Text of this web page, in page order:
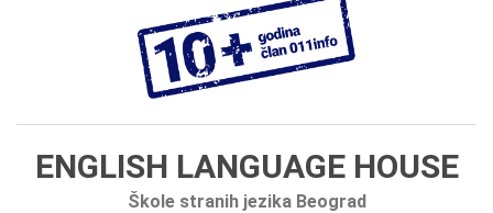
ENGLISH LANGUAGE HOUSE
Škole stranih jezika Beograd